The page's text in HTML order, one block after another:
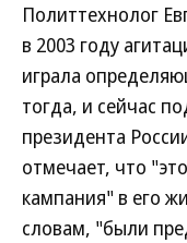
Политтехнолог
в 2003 году
играла
тогда, и сейчас
президента
отмечает, что
кампания" в его
словам, "были